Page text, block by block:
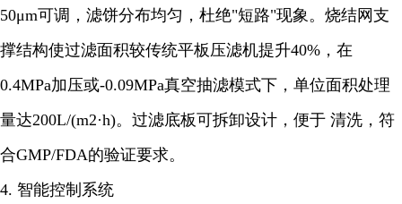
50μm可调，滤饼分布均匀，杜绝"短路"现象。烧结网支
撑结构使过滤面积较传统平板压滤机提升40%，在
0.4MPa加压或-0.09MPa真空抽滤模式下，单位面积处理
量达200L/(m2·h)。过滤底板可拆卸设计，便于 清洗，符
合GMP/FDA的验证要求。
4. 智能控制系统